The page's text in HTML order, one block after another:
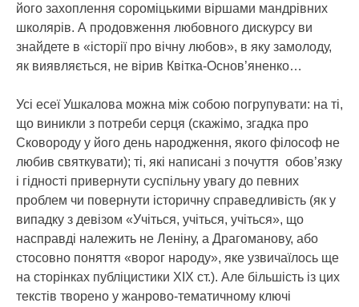
його захоплення сороміцькими віршами мандрівних
школярів. А продовження любовного дискурсу ви
знайдете в «історії про вічну любов», в яку замолоду,
як виявляється, не вірив Квітка-Основ’яненко…
Усі есеї Ушкалова можна між собою погрупувати: на ті,
що виникли з потреби серця (скажімо, згадка про
Сковороду у його день народження, якого філософ не
любив святкувати); ті, які написані з почуття обов’язку
і гідності привернути суспільну увагу до певних
проблем чи повернути історичну справедливість (як у
випадку з девізом «Учіться, учіться, учіться», що
насправді належить не Леніну, а Драгоманову, або
стосовно поняття «ворог народу», яке узвичаїлось ще
на сторінках публіцистики ХІХ ст.). Але більшість із цих
текстів творено у жанрово-тематичному ключі